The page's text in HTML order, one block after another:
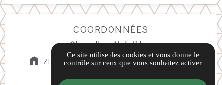
COORDONNÉES
Chapeline Nuisibles
ZI Saint-Maurice, 140 All. Gabriel Lippmann,
Ce site utilise des cookies et vous donne le
contrôle sur ceux que vous souhaitez activer